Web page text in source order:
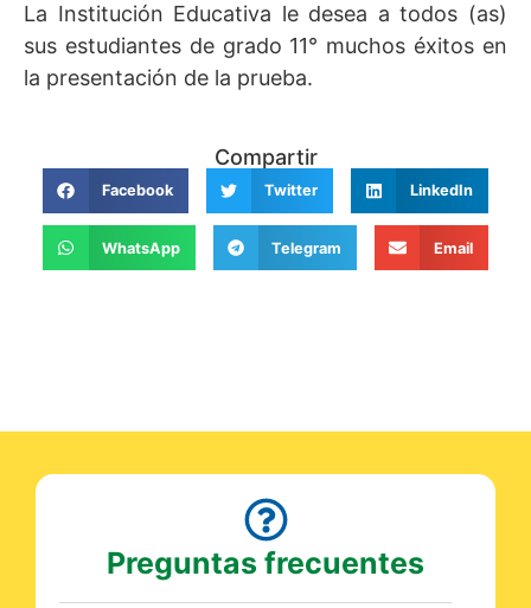
La Institución Educativa le desea a todos (as)
sus estudiantes de grado 11° muchos éxitos en
la presentación de la prueba.
Compartir
Facebook Twitter LinkedIn
WhatsApp Telegram Email
Preguntas frecuentes